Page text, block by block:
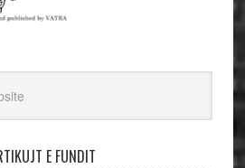
E FUNDIT